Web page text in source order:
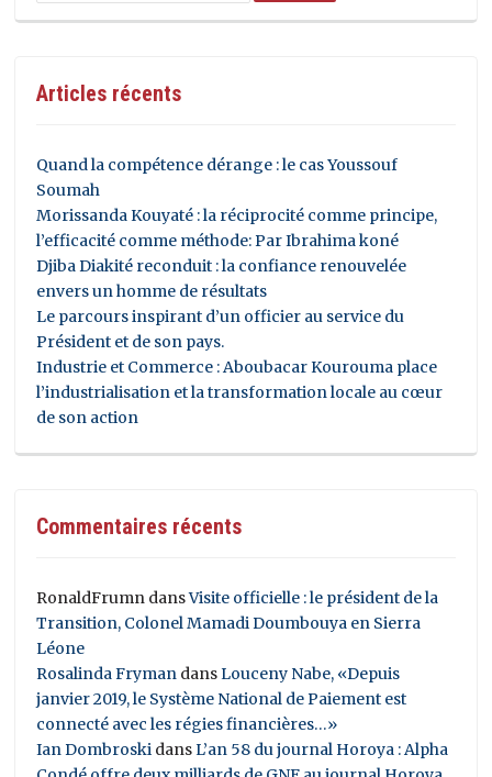
Articles récents
Quand la compétence dérange : le cas Youssouf
Soumah
Morissanda Kouyaté : la réciprocité comme principe,
l’efficacité comme méthode: Par Ibrahima koné
Djiba Diakité reconduit : la confiance renouvelée
envers un homme de résultats
Le parcours inspirant d’un officier au service du
Président et de son pays.
Industrie et Commerce : Aboubacar Kourouma place
l’industrialisation et la transformation locale au cœur
de son action
Commentaires récents
RonaldFrumn dansVisite officielle : le président de la
Transition, Colonel Mamadi Doumbouya en Sierra
Léone
Rosalinda Fryman dansLouceny Nabe, «Depuis
janvier 2019, le Système National de Paiement est
connecté avec les régies financières…»
Ian Dombroski dansL’an 58 du journal Horoya : Alpha